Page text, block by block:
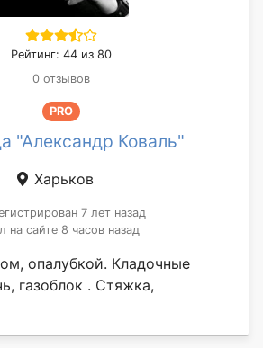
Рейтинг: 44 из 80
0 отзывов
PRO
"Александр Коваль"
Харьков
7 лет назад
на сайте 8 часов назад
опалубкой. Кладочные
газоблок . Стяжка,